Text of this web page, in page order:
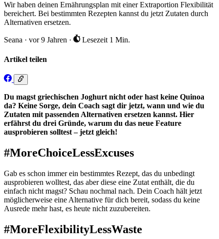
Wir haben deinen Ernährungsplan mit einer Extraportion Flexibilität
bereichert. Bei bestimmten Rezepten kannst du jetzt Zutaten durch
Alternativen ersetzen.
Seana · vor 9 Jahren · Lesezeit 1 Min.
Artikel teilen
Du magst griechischen Joghurt nicht oder hast keine Quinoa
da? Keine Sorge, dein Coach sagt dir jetzt, wann und wie du
Zutaten mit passenden Alternativen ersetzen kannst. Hier
erfährst du drei Gründe, warum du das neue Feature
ausprobieren solltest – jetzt gleich!
#MoreChoiceLessExcuses
Gab es schon immer ein bestimmtes Rezept, das du unbedingt
ausprobieren wolltest, das aber diese eine Zutat enthält, die du
einfach nicht magst? Schau nochmal nach. Dein Coach hält jetzt
möglicherweise eine Alternative für dich bereit, sodass du keine
Ausrede mehr hast, es heute nicht zuzubereiten.
#MoreFlexibilityLessWaste